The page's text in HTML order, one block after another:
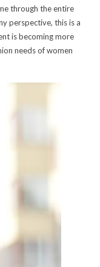
through the entire
perspective, this is a
is becoming more
needs of women